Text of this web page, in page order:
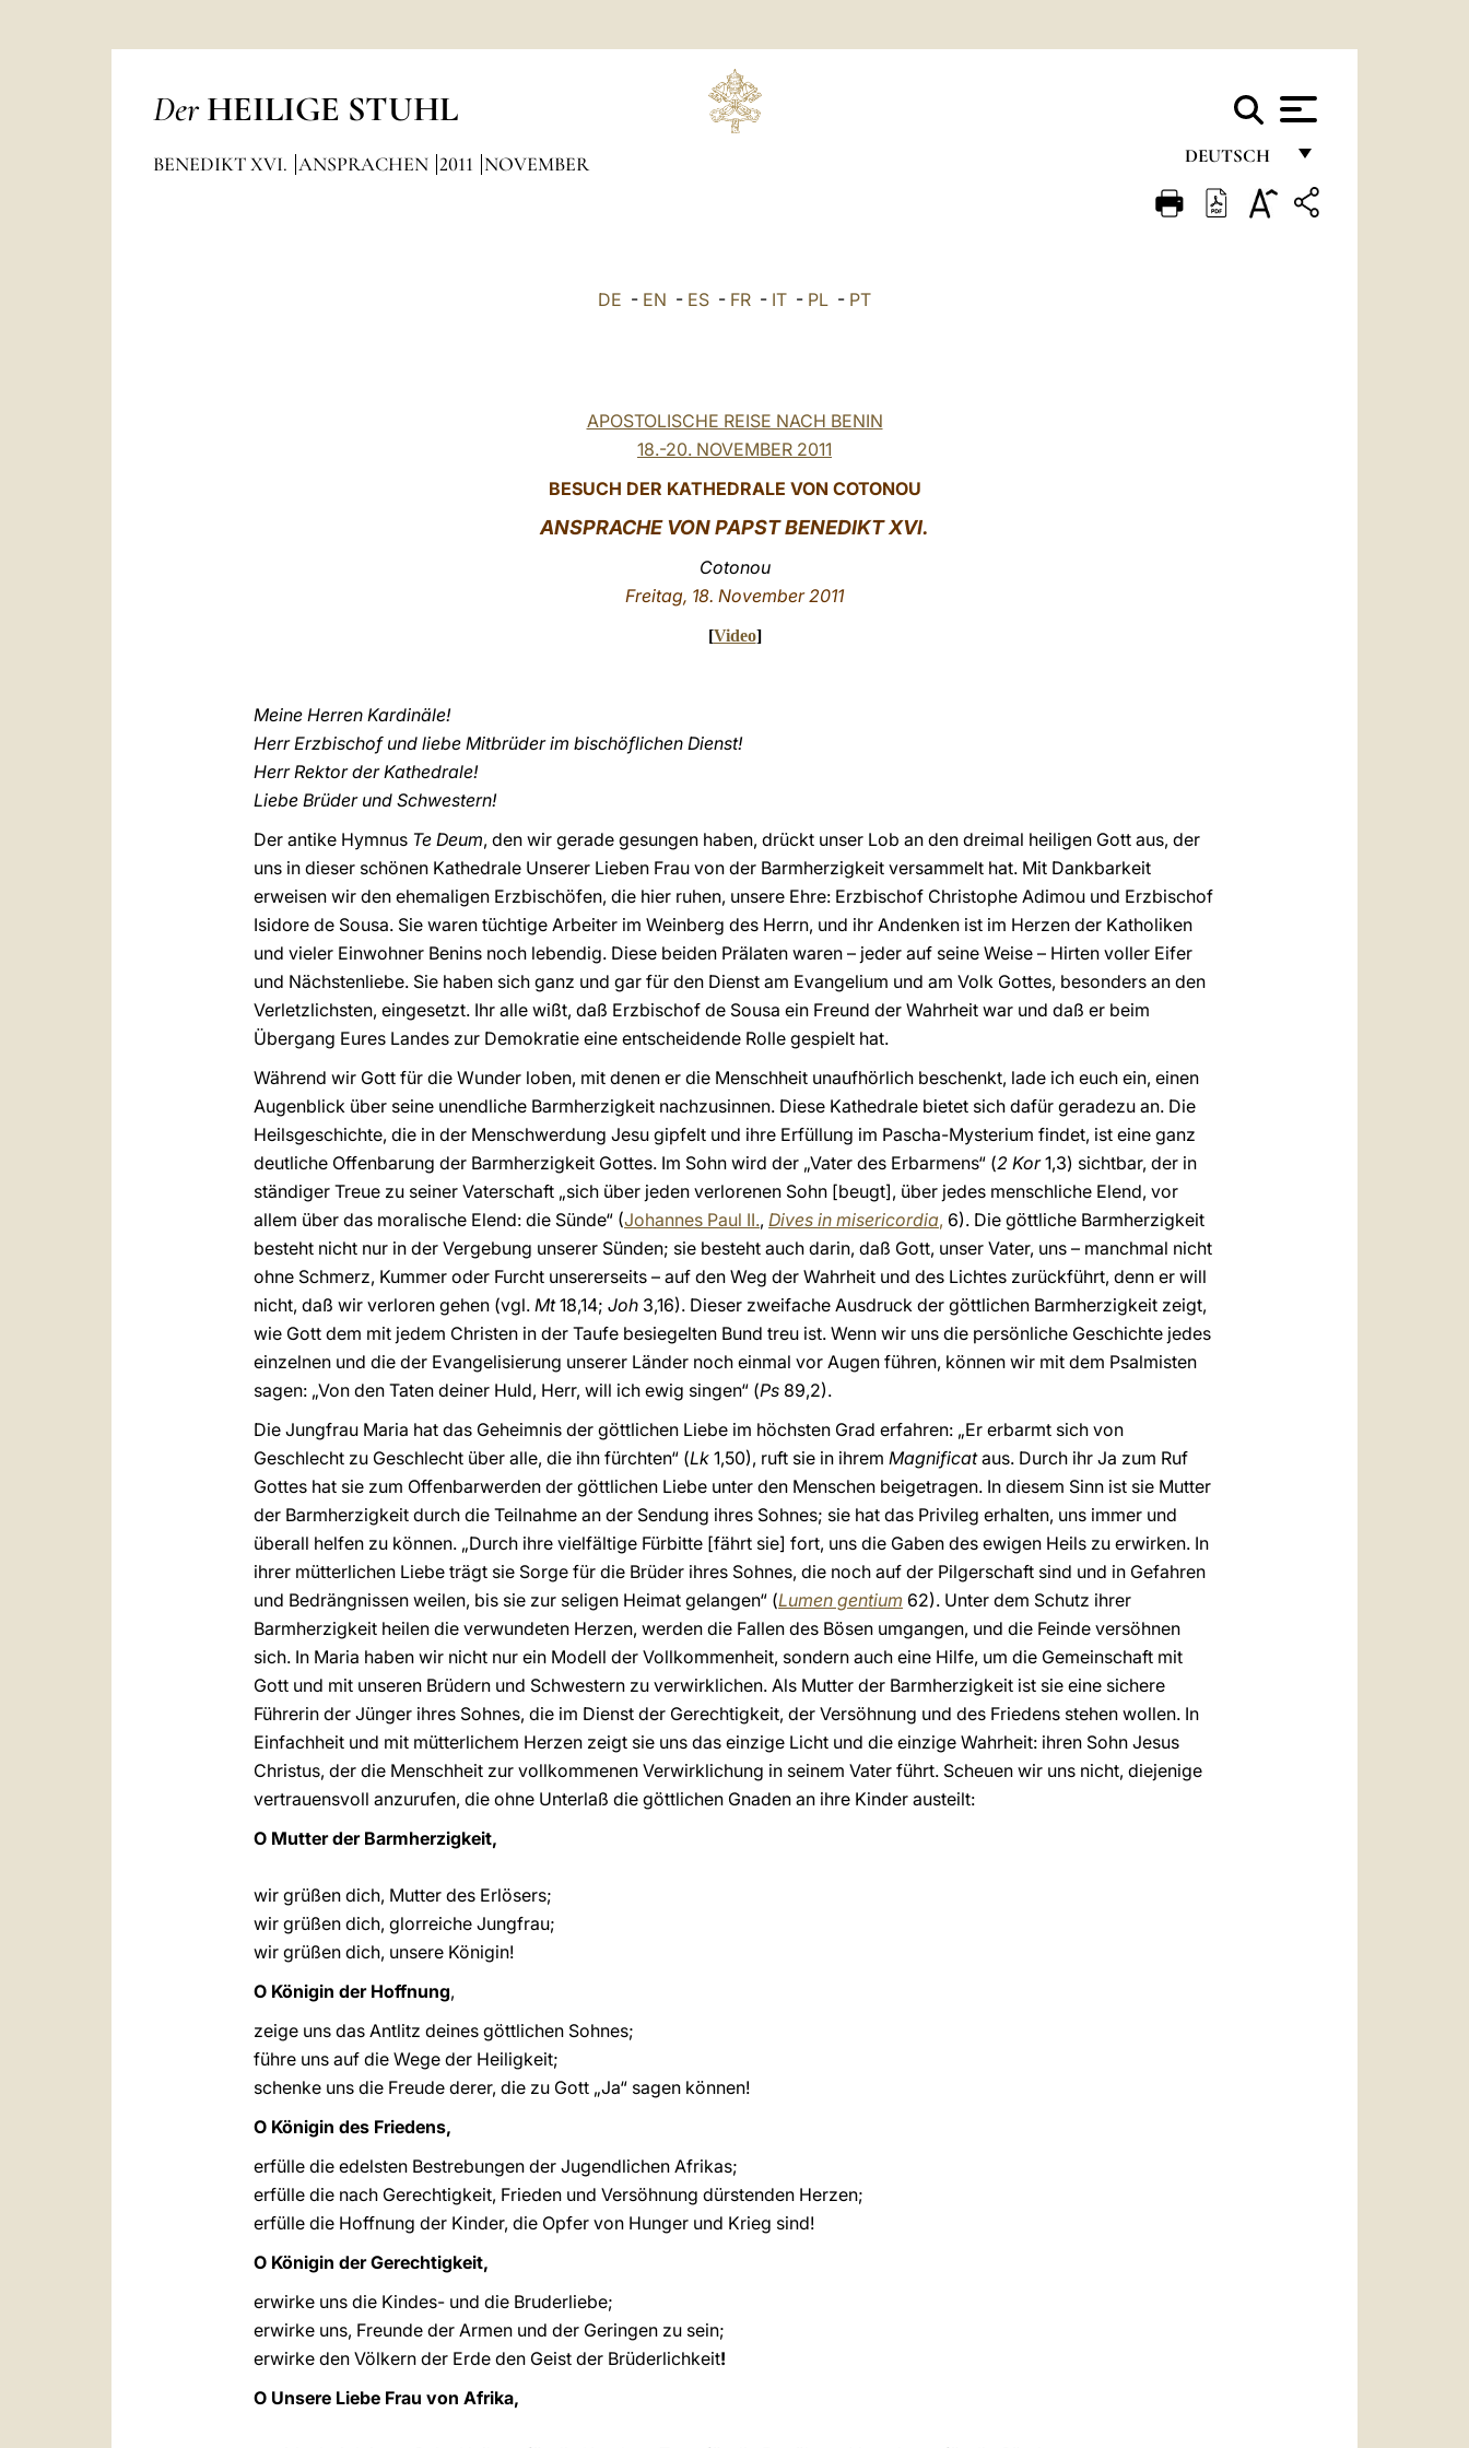
Der HEILIGE STUHL
DEUTSCH
FRANÇAIS
BENEDIKT XVI. ANSPRACHEN 2011 NOVEMBER
DE - EN - ES - FR - IT - PL - PT
APOSTOLISCHE REISE NACH BENIN
18.-20. NOVEMBER 2011
BESUCH DER KATHEDRALE VON COTONOU
ANSPRACHE VON PAPST BENEDIKT XVI.
Cotonou
Freitag, 18. November 2011
[Video]
Meine Herren Kardinäle!
Herr Erzbischof und liebe Mitbrüder im bischöflichen Dienst!
Herr Rektor der Kathedrale!
Liebe Brüder und Schwestern!
Der antike Hymnus Te Deum, den wir gerade gesungen haben, drückt unser Lob an den dreimal heiligen Gott aus, der
uns in dieser schönen Kathedrale Unserer Lieben Frau von der Barmherzigkeit versammelt hat. Mit Dankbarkeit
erweisen wir den ehemaligen Erzbischöfen, die hier ruhen, unsere Ehre: Erzbischof Christophe Adimou und Erzbischof
Isidore de Sousa. Sie waren tüchtige Arbeiter im Weinberg des Herrn, und ihr Andenken ist im Herzen der Katholiken
und vieler Einwohner Benins noch lebendig. Diese beiden Prälaten waren – jeder auf seine Weise – Hirten voller Eifer
und Nächstenliebe. Sie haben sich ganz und gar für den Dienst am Evangelium und am Volk Gottes, besonders an den
Verletzlichsten, eingesetzt. Ihr alle wißt, daß Erzbischof de Sousa ein Freund der Wahrheit war und daß er beim
Übergang Eures Landes zur Demokratie eine entscheidende Rolle gespielt hat.
Während wir Gott für die Wunder loben, mit denen er die Menschheit unaufhörlich beschenkt, lade ich euch ein, einen
Augenblick über seine unendliche Barmherzigkeit nachzusinnen. Diese Kathedrale bietet sich dafür geradezu an. Die
Heilsgeschichte, die in der Menschwerdung Jesu gipfelt und ihre Erfüllung im Pascha-Mysterium findet, ist eine ganz
deutliche Offenbarung der Barmherzigkeit Gottes. Im Sohn wird der „Vater des Erbarmens“ (2 Kor1,3) sichtbar, der in
ständiger Treue zu seiner Vaterschaft „sich über jeden verlorenen Sohn [beugt], über jedes menschliche Elend, vor
allem über das moralische Elend: die Sünde“ (Johannes Paul II., Dives in misericordia, 6). Die göttliche Barmherzigkeit
besteht nicht nur in der Vergebung unserer Sünden; sie besteht auch darin, daß Gott, unser Vater, uns – manchmal nicht
ohne Schmerz, Kummer oder Furcht unsererseits – auf den Weg der Wahrheit und des Lichtes zurückführt, denn er will
nicht, daß wir verloren gehen (vgl. Mt18,14; Joh 3,16). Dieser zweifache Ausdruck der göttlichen Barmherzigkeit zeigt,
wie Gott dem mit jedem Christen in der Taufe besiegelten Bund treu ist. Wenn wir uns die persönliche Geschichte jedes
einzelnen und die der Evangelisierung unserer Länder noch einmal vor Augen führen, können wir mit dem Psalmisten
sagen: „Von den Taten deiner Huld, Herr, will ich ewig singen“ (Ps 89,2).
Die Jungfrau Maria hat das Geheimnis der göttlichen Liebe im höchsten Grad erfahren: „Er erbarmt sich von
Geschlecht zu Geschlecht über alle, die ihn fürchten“ (Lk 1,50), ruft sie in ihrem Magnificataus. Durch ihr Ja zum Ruf
Gottes hat sie zum Offenbarwerden der göttlichen Liebe unter den Menschen beigetragen. In diesem Sinn ist sie Mutter
der Barmherzigkeit durch die Teilnahme an der Sendung ihres Sohnes; sie hat das Privileg erhalten, uns immer und
überall helfen zu können. „Durch ihre vielfältige Fürbitte [fährt sie] fort, uns die Gaben des ewigen Heils zu erwirken. In
ihrer mütterlichen Liebe trägt sie Sorge für die Brüder ihres Sohnes, die noch auf der Pilgerschaft sind und in Gefahren
und Bedrängnissen weilen, bis sie zur seligen Heimat gelangen“ (Lumen gentium 62). Unter dem Schutz ihrer
Barmherzigkeit heilen die verwundeten Herzen, werden die Fallen des Bösen umgangen, und die Feinde versöhnen
sich. In Maria haben wir nicht nur ein Modell der Vollkommenheit, sondern auch eine Hilfe, um die Gemeinschaft mit
Gott und mit unseren Brüdern und Schwestern zu verwirklichen. Als Mutter der Barmherzigkeit ist sie eine sichere
Führerin der Jünger ihres Sohnes, die im Dienst der Gerechtigkeit, der Versöhnung und des Friedens stehen wollen. In
Einfachheit und mit mütterlichem Herzen zeigt sie uns das einzige Licht und die einzige Wahrheit: ihren Sohn Jesus
Christus, der die Menschheit zur vollkommenen Verwirklichung in seinem Vater führt. Scheuen wir uns nicht, diejenige
vertrauensvoll anzurufen, die ohne Unterlaß die göttlichen Gnaden an ihre Kinder austeilt:
O Mutter der Barmherzigkeit,
wir grüßen dich, Mutter des Erlösers;
wir grüßen dich, glorreiche Jungfrau;
wir grüßen dich, unsere Königin!
O Königin der Hoffnung,
zeige uns das Antlitz deines göttlichen Sohnes;
führe uns auf die Wege der Heiligkeit;
schenke uns die Freude derer, die zu Gott „Ja“ sagen können!
O Königin des Friedens,
erfülle die edelsten Bestrebungen der Jugendlichen Afrikas;
erfülle die nach Gerechtigkeit, Frieden und Versöhnung dürstenden Herzen;
erfülle die Hoffnung der Kinder, die Opfer von Hunger und Krieg sind!
O Königin der Gerechtigkeit,
erwirke uns die Kindes- und die Bruderliebe;
erwirke uns, Freunde der Armen und der Geringen zu sein;
erwirke den Völkern der Erde den Geist der Brüderlichkeit!
O Unsere Liebe Frau von Afrika,